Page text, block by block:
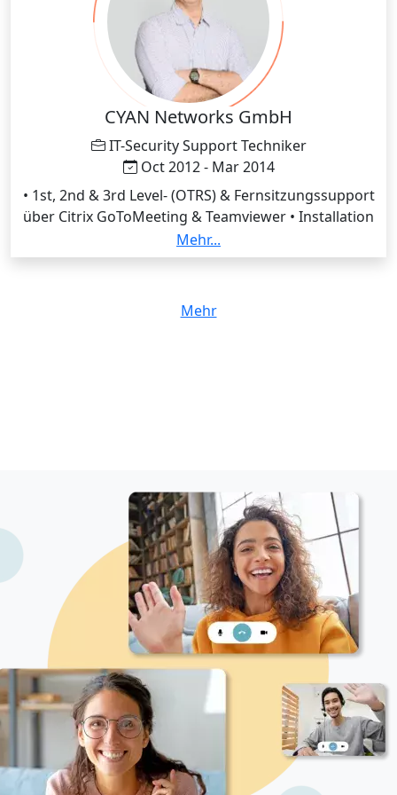
CYAN Networks GmbH
IT-Security Support Techniker
Oct 2012 - Mar 2014
• 1st, 2nd & 3rd Level- (OTRS) & Fernsitzungssupport
über Citrix GoToMeeting & Teamviewer • Installation
& Administration im Bereich: • Security Software &
Hardware (Proxy und IPS) • vSphere, ESXi • Windows
• Trainingstätigkeiten
Mehr...
Mehr